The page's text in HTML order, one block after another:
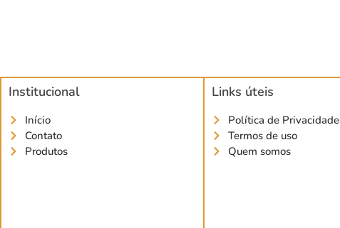
Institucional
Início
Contato
Produtos
Links úteis
Política de Privacidade
Termos de uso
Quem somos